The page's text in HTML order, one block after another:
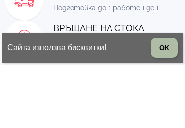
Подготовка до 1 работен ден
ВРЪЩАНЕ НА СТОКА
стоката
Сайта използва бисквитки! ОК